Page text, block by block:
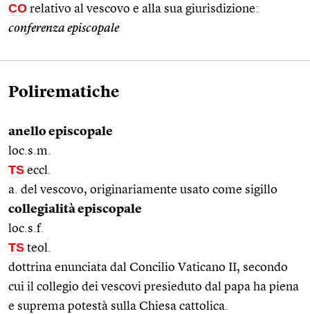
CO relativo al vescovo e alla sua giurisdizione:
conferenza episcopale
Polirematiche
anello episcopale
loc.s.m.
TS eccl.
a. del vescovo, originariamente usato come sigillo
collegialità episcopale
loc.s.f.
TS teol.
dottrina enunciata dal Concilio Vaticano II, secondo
cui il collegio dei vescovi presieduto dal papa ha piena
e suprema potestà sulla Chiesa cattolica.